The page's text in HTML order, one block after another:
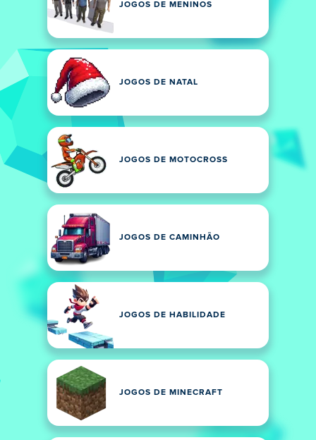
JOGOS DE MENINOS
JOGOS DE NATAL
JOGOS DE MOTOCROSS
JOGOS DE CAMINHÃO
JOGOS DE HABILIDADE
JOGOS DE MINECRAFT